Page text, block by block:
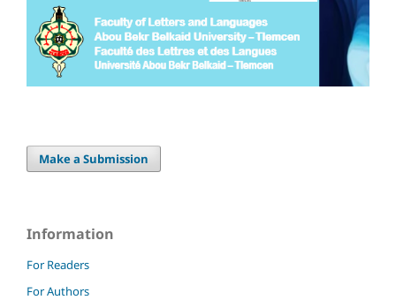
Make a Submission
Information
For Readers
For Authors